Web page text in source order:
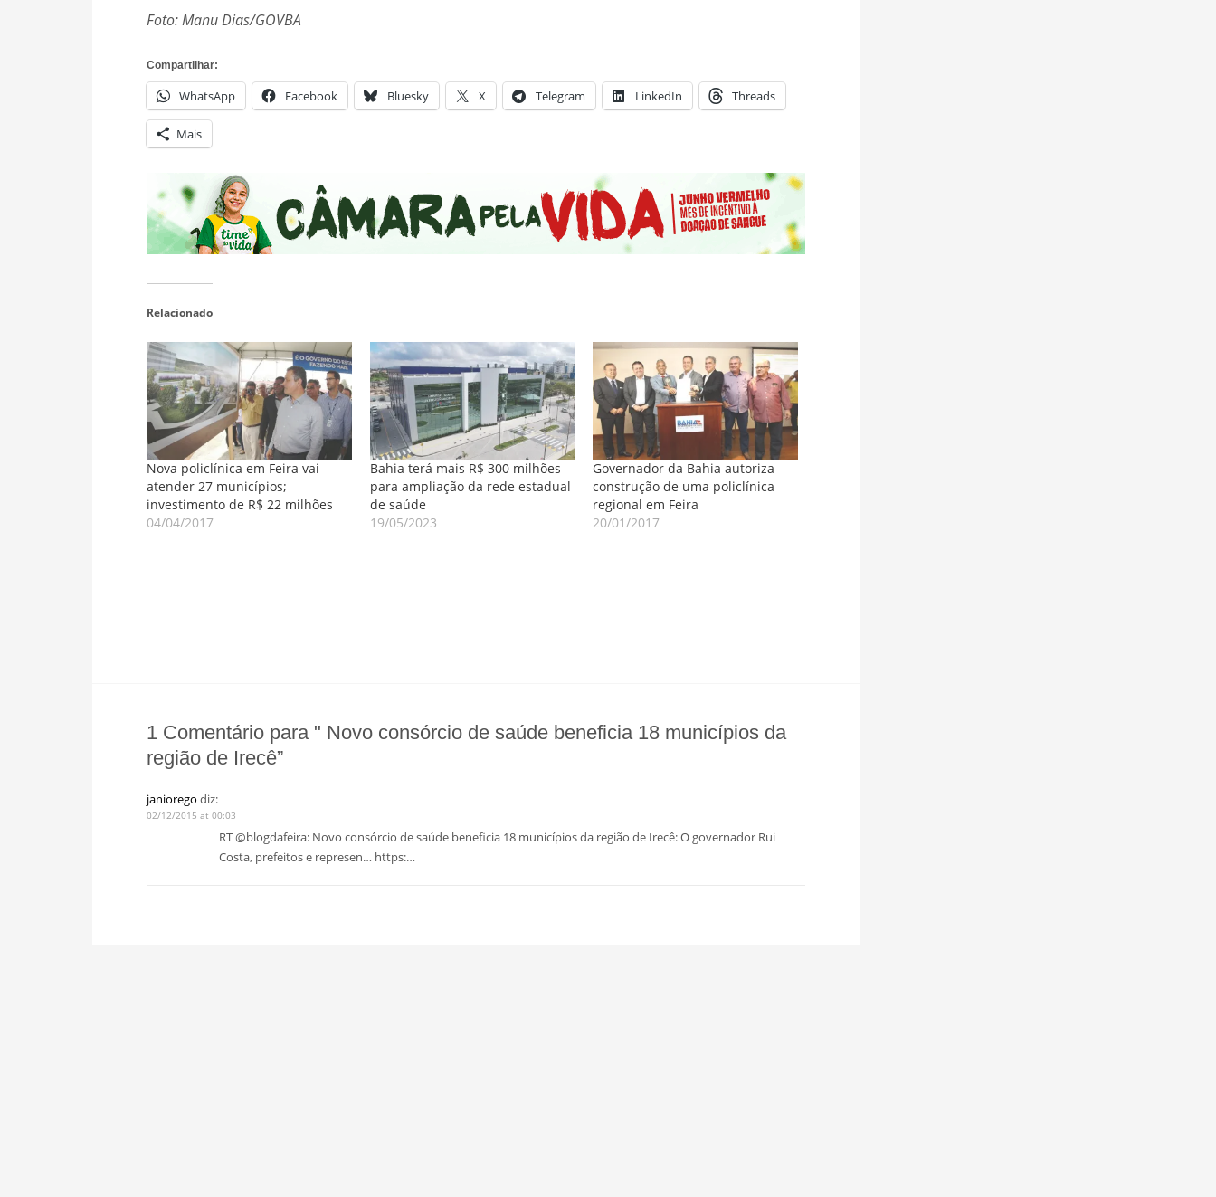
Foto: Manu Dias/GOVBA
Compartilhar:
WhatsApp Facebook Bluesky X Telegram LinkedIn Threads
Mais
Relacionado
Nova policlínica em Feira vai
atender 27 municípios;
investimento de R$ 22 milhões
04/04/2017
Bahia terá mais R$ 300 milhões
para ampliação da rede estadual
de saúde
19/05/2023
Governador da Bahia autoriza
construção de uma policlínica
regional em Feira
20/01/2017
1 Comentário para " Novo consórcio de saúde beneficia 18 municípios da
região de Irecê”
janiorego diz:
02/12/2015 at 00:03
RT @blogdafeira: Novo consórcio de saúde beneficia 18 municípios da região de Irecê: O governador Rui
Costa, prefeitos e represen… https:…